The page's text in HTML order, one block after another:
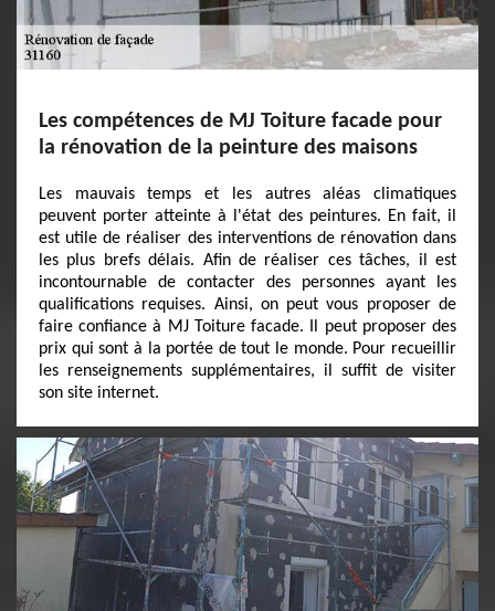
Les compétences de MJ Toiture facade pour
la rénovation de la peinture des maisons
Les mauvais temps et les autres aléas climatiques
peuvent porter atteinte à l'état des peintures. En fait, il
est utile de réaliser des interventions de rénovation dans
les plus brefs délais. Afin de réaliser ces tâches, il est
incontournable de contacter des personnes ayant les
qualifications requises. Ainsi, on peut vous proposer de
faire confiance à MJ Toiture facade. Il peut proposer des
prix qui sont à la portée de tout le monde. Pour recueillir
les renseignements supplémentaires, il suffit de visiter
son site internet.